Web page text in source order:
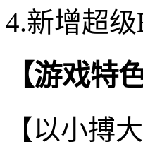
4.新增超
【游戏特色
【以小搏